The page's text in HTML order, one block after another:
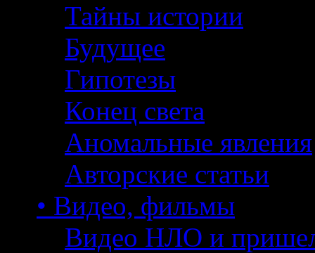
Тайны истории
Будущее
Гипотезы
Конец света
Аномальные явления
Авторские статьи
• Видео, фильмы
Видео НЛО и